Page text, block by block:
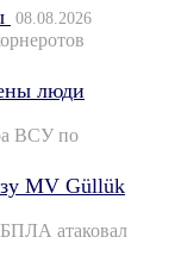
08.08.2026
люди
ВСУ по
MV Güllük
атаковал